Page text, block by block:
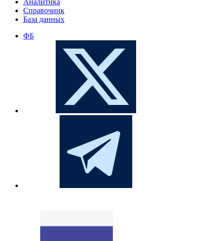
Аналитика
Справочник
База данных
ФБ